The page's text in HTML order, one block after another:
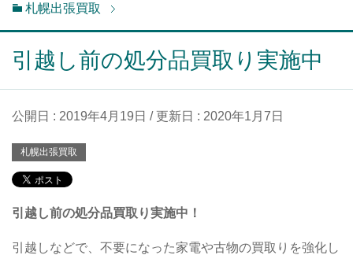
札幌出張買取
引越し前の処分品買取り実施中
公開日 : 2019年4月19日 / 更新日 : 2020年1月7日
札幌出張買取
引越し前の処分品買取り実施中！
引越しなどで、不要になった家電や古物の買取りを強化し